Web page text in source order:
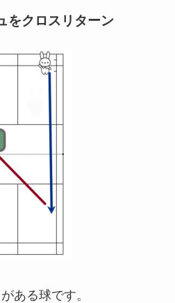
をクロスリターン
ある球です。